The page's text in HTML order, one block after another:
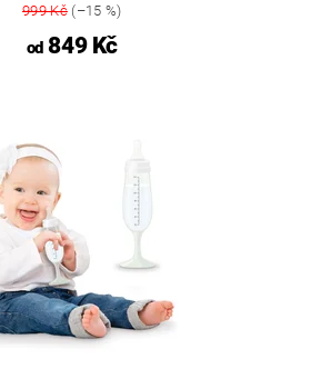
999 Kč(–15 %)
od849 Kč